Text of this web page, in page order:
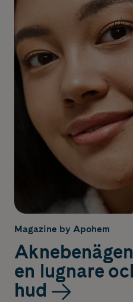
Magazine by Apohem
en lugnare
hud